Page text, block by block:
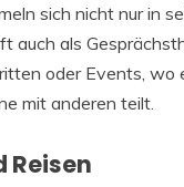
sich nicht nur in
auch als
oder Events, wo
mit anderen teilt.
Reisen